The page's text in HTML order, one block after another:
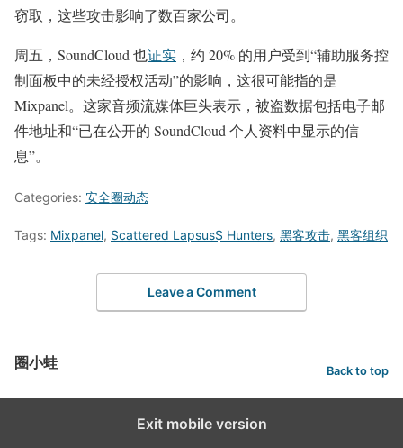
窃取，这些攻击影响了数百家公司。
周五，SoundCloud 也证实 ，约 20% 的用户受到“辅助服务控
制面板中的未经授权活动”的影响，这很可能指的是
Mixpanel。这家音频流媒体巨头表示，被盗数据包括电子邮
件地址和“已在公开的 SoundCloud 个人资料中显示的信
息”。
Categories: 安全圈动态
Tags: Mixpanel, Scattered Lapsus$ Hunters, 黑客攻击, 黑客组织
Leave a Comment
圈小蛙 Back to top
Exit mobile version